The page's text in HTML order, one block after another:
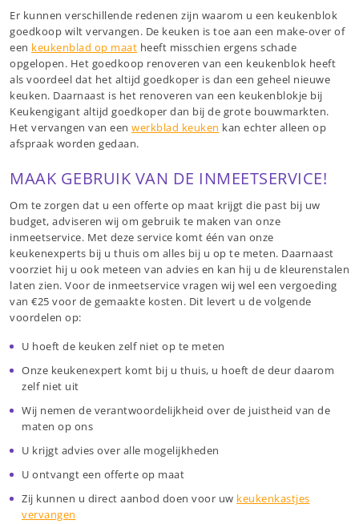
Er kunnen verschillende redenen zijn waarom u een keukenblok
goedkoop wilt vervangen. De keuken is toe aan een make-over of
een keukenblad op maat heeft misschien ergens schade
opgelopen. Het goedkoop renoveren van een keukenblok heeft
als voordeel dat het altijd goedkoper is dan een geheel nieuwe
keuken. Daarnaast is het renoveren van een keukenblokje bij
Keukengigant altijd goedkoper dan bij de grote bouwmarkten.
Het vervangen van een werkblad keuken kan echter alleen op
afspraak worden gedaan.
MAAK GEBRUIK VAN DE INMEETSERVICE!
Om te zorgen dat u een offerte op maat krijgt die past bij uw
budget, adviseren wij om gebruik te maken van onze
inmeetservice. Met deze service komt één van onze
keukenexperts bij u thuis om alles bij u op te meten. Daarnaast
voorziet hij u ook meteen van advies en kan hij u de kleurenstalen
laten zien. Voor de inmeetservice vragen wij wel een vergoeding
van €25 voor de gemaakte kosten. Dit levert u de volgende
voordelen op:
U hoeft de keuken zelf niet op te meten
Onze keukenexpert komt bij u thuis, u hoeft de deur daarom
zelf niet uit
Wij nemen de verantwoordelijkheid over de juistheid van de
maten op ons
U krijgt advies over alle mogelijkheden
U ontvangt een offerte op maat
Zij kunnen u direct aanbod doen voor uw keukenkastjes
vervangen